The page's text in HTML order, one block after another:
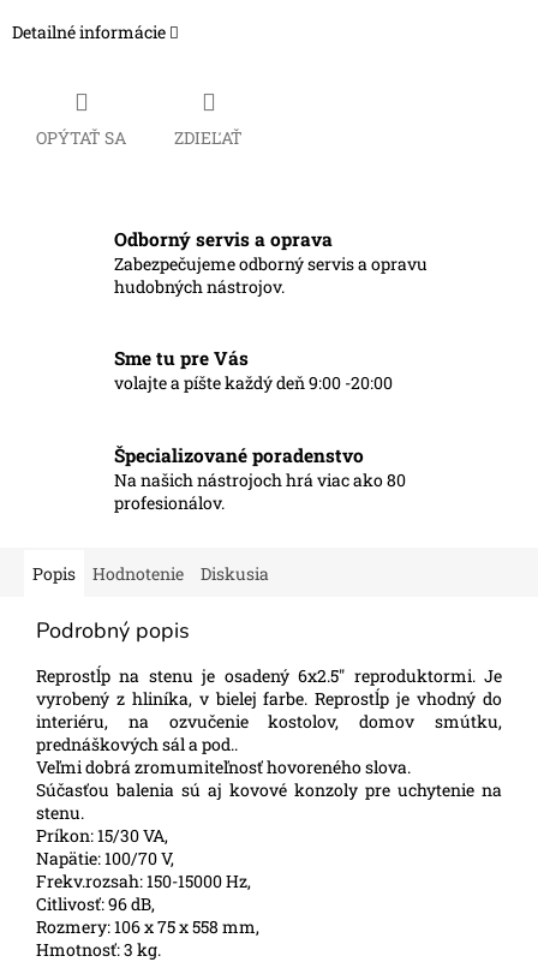
Detailné informácie
OPÝTAŤ SA ZDIEĽAŤ
Odborný servis a oprava
Zabezpečujeme odborný servis a opravu
hudobných nástrojov.
Sme tu pre Vás
volajte a píšte každý deň 9:00 -20:00
Špecializované poradenstvo
Na našich nástrojoch hrá viac ako 80
profesionálov.
Popis Hodnotenie Diskusia
Podrobný popis
Reprostĺp na stenu je osadený 6x2.5" reproduktormi. Je
vyrobený z hliníka, v bielej farbe. Reprostĺp je vhodný do
interiéru, na ozvučenie kostolov, domov smútku,
prednáškových sál a pod..
Veľmi dobrá zromumiteľnosť hovoreného slova.
Súčasťou balenia sú aj kovové konzoly pre uchytenie na
stenu.
Príkon: 15/30 VA,
Napätie: 100/70 V,
Frekv.rozsah: 150-15000 Hz,
Citlivosť: 96 dB,
Rozmery: 106 x 75 x 558 mm,
Hmotnosť: 3 kg.